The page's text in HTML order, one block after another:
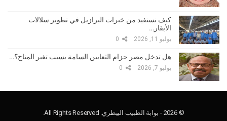
كيف نستفيد من خبرات البرازيل في تطوير سلالات
الأبقار…
يوليو 11, 2026
هل تدخل مصر حزام الثعابين السامة بسبب تغير المناخ؟…
يوليو 7, 2026
© 2026 - بوابة الطبيب البيطري. All Rights Reserved.